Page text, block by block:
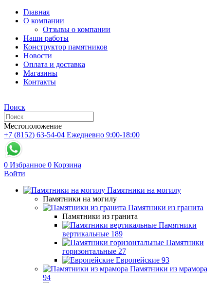
Главная
О компании
Отзывы о компании
Наши работы
Конструктор памятников
Новости
Оплата и доставка
Магазины
Контакты
Поиск
Местоположение
+7 (8152) 63-54-04 Ежедневно 9:00-18:00
0 Избранное 0 Корзина
Войти
Памятники на могилу
Памятники на могилу
Памятники из гранита
Памятники из гранита
Памятники
вертикальные 189
Памятники
горизонтальные 27
Европейские 93
Памятники из мрамора
94